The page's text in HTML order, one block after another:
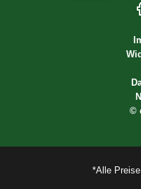
©
*Alle